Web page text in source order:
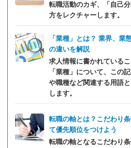
転職活動のカギ、「自己
方をレクチャーします。
「業種」とは？ 業界、業
の違いを解説
求人情報に書かれている
「業種」について、この
や職種など関連する用語
します。
転職の軸とは？こだわり
て優先順位をつけよう
転職の軸となるこだわり